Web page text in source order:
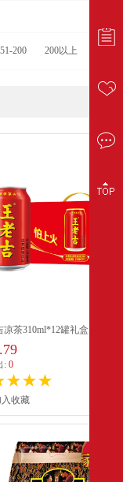
200 200以上
凉茶310ml*12罐礼盒天然植
辣新老包装【张凌赫同款】
:0
入收藏